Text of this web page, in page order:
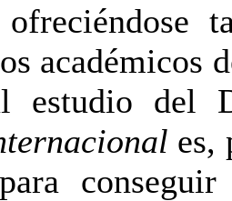
ofreciéndose
académicos
estudio del
es,